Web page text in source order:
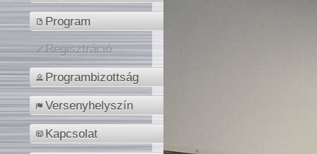
Program
Regisztráció
Programbizottság
Versenyhelyszín
Kapcsolat